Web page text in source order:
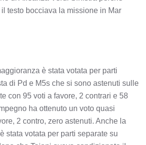
testo bocciava la missione in Mar
è stata votata per parti
di Pd e M5s che si sono astenuti sulle
con 95 voti a favore, 2 contrari e 58
ha ottenuto un voto quasi
2 contro, zero astenuti. Anche la
stata votata per parti separate su